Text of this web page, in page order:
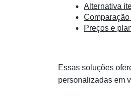
Alternativa
Preços e
Essas soluções
personalizadas em